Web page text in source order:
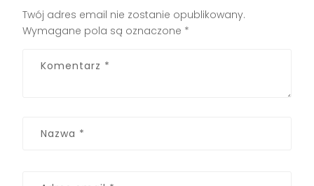
Twój adres email nie zostanie opublikowany.
Wymagane pola są oznaczone *